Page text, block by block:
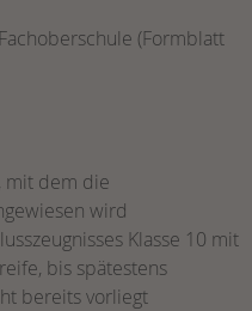
(Formblatt
mit dem die
wird
Klasse 10 mit
bis spätestens
bereits vorliegt